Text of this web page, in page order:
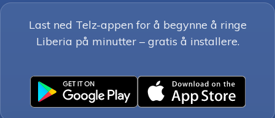
Last ned Telz-appen for å begynne å ringe
Liberia på minutter – gratis å installere.